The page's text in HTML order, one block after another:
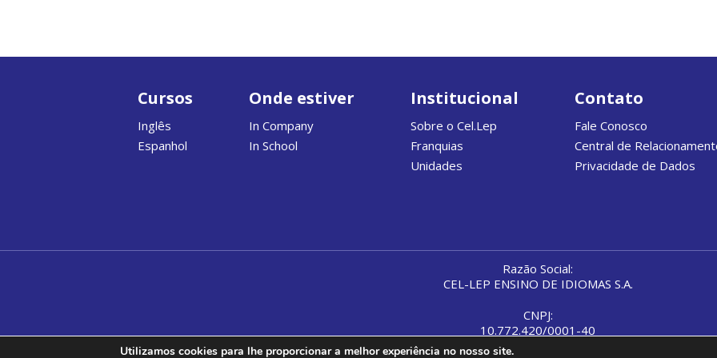
Cursos
Inglês
Espanhol
Onde estiver
In Company
In School
Institucional
Sobre o Cel.Lep
Franquias
Unidades
Contato
Fale Conosco
Central de
Privacidade de Dados
Razão Social:
CEL-LEP ENSINO DE IDIOMAS S.A.
CNPJ:
10.772.420/0001-40
Utilizamos cookies para lhe proporcionar a melhor experiência no nosso site.